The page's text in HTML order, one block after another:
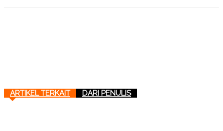
ARTIKEL TERKAIT DARI PENULIS